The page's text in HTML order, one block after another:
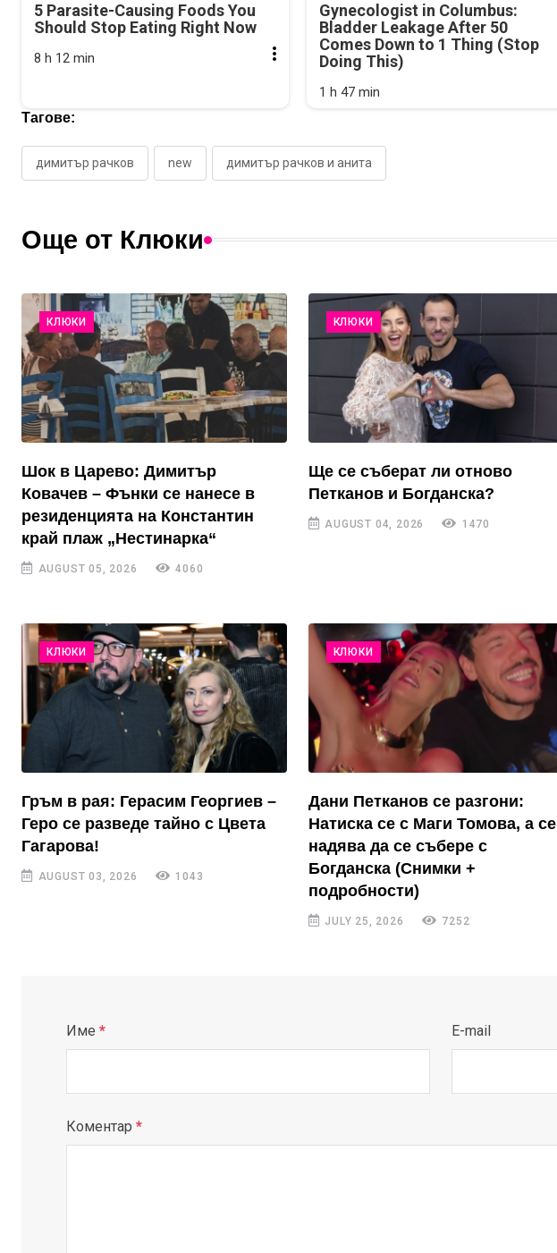
5 Parasite-Causing Foods You
Should Stop Eating Right Now
8 h 12 min
Gynecologist in Columbus:
Bladder Leakage After 50
Comes Down to 1 Thing (Stop
Doing This)
1 h 47 min
Тагове:
димитър рачков new димитър рачков и анита
Още от Клюки
КЛЮКИ
Шок в Царево: Димитър
Ковачев – Фънки се нанесе в
резиденцията на Константин
край плаж „Нестинарка“
AUGUST 05, 2026 4060
КЛЮКИ
Ще се съберат ли отново
Петканов и Богданска?
AUGUST 04, 2026 1470
КЛЮКИ
Гръм в рая: Герасим Георгиев –
Геро се разведе тайно с Цвета
Гагарова!
AUGUST 03, 2026 1043
КЛЮКИ
Дани Петканов се разгони:
Натиска се с Маги Томова, а се
надява да се събере с
Богданска (Снимки +
подробности)
JULY 25, 2026 7252
Име * E-mail
Коментар *